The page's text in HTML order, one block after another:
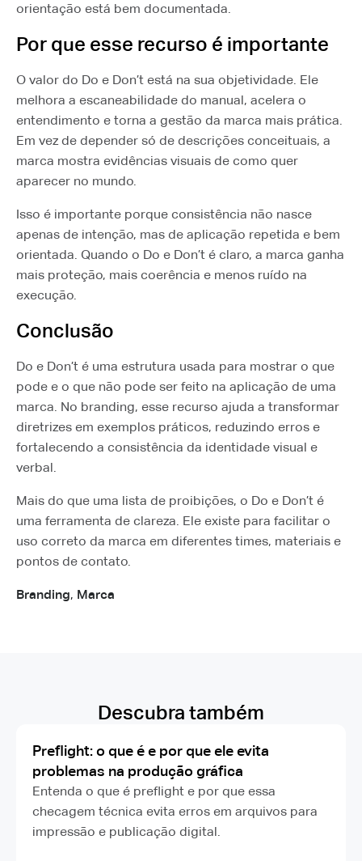
orientação está bem documentada.
Por que esse recurso é importante
O valor do Do e Don’t está na sua objetividade. Ele
melhora a escaneabilidade do manual, acelera o
entendimento e torna a gestão da marca mais prática.
Em vez de depender só de descrições conceituais, a
marca mostra evidências visuais de como quer
aparecer no mundo.
Isso é importante porque consistência não nasce
apenas de intenção, mas de aplicação repetida e bem
orientada. Quando o Do e Don’t é claro, a marca ganha
mais proteção, mais coerência e menos ruído na
execução.
Conclusão
Do e Don’t é uma estrutura usada para mostrar o que
pode e o que não pode ser feito na aplicação de uma
marca. No branding, esse recurso ajuda a transformar
diretrizes em exemplos práticos, reduzindo erros e
fortalecendo a consistência da identidade visual e
verbal.
Mais do que uma lista de proibições, o Do e Don’t é
uma ferramenta de clareza. Ele existe para facilitar o
uso correto da marca em diferentes times, materiais e
pontos de contato.
Branding, Marca
Descubra também
Preflight: o que é e por que ele evita
problemas na produção gráfica
Entenda o que é preflight e por que essa
checagem técnica evita erros em arquivos para
impressão e publicação digital.